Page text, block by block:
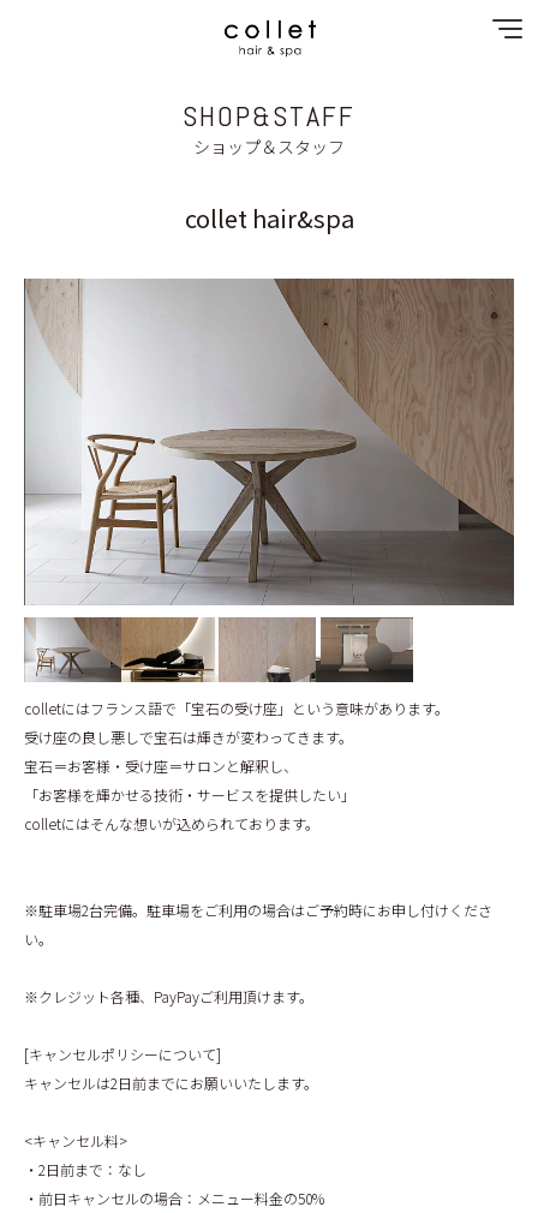
SHOP&STAFF
GALLERY
BLOG
SHOP&STAFF
ショップ＆スタッフ
collet hair&spa
colletにはフランス語で「宝石の受け座」という意味があります。
受け座の良し悪しで宝石は輝きが変わってきます。
宝石＝お客様・受け座＝サロンと解釈し、
「お客様を輝かせる技術・サービスを提供したい」
colletにはそんな想いが込められております。
※駐車場2台完備。駐車場をご利用の場合はご予約時にお申し付けくださ
い。
※クレジット各種、PayPayご利用頂けます。
[キャンセルポリシーについて]
キャンセルは2日前までにお願いいたします。
<キャンセル料>
・2日前まで：なし
・前日キャンセルの場合：メニュー料金の50%